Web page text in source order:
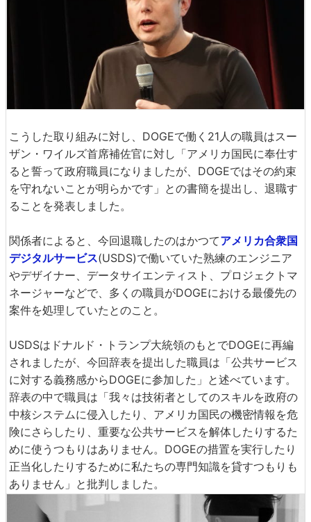
こうした取り組みに対し、DOGEで働く21人の職員はスー
ザン・ワイルズ首席補佐官に対し「アメリカ国民に奉仕す
ると誓って政府職員になりましたが、DOGEではその約束
を守れないことが明らかです」との書簡を提出し、退職す
ることを発表しました。
関係者によると、今回退職したのはかつてアメリカ合衆国
デジタルサービス(USDS)で働いていた熟練のエンジニア
やデザイナー、データサイエンティスト、プロジェクトマ
ネージャーなどで、多くの職員がDOGEにおける最優先の
案件を処理していたとのこと。
USDSはドナルド・トランプ大統領のもとでDOGEに再編
されましたが、今回辞表を提出した職員は「公共サービス
に対する義務感からDOGEに参加した」と述べています。
辞表の中で職員は「我々は技術者としてのスキルを政府の
中核システムに侵入したり、アメリカ国民の機密情報を危
険にさらしたり、重要な公共サービスを解体したりするた
めに使うつもりはありません。DOGEの措置を実行したり
正当化したりするために私たちの専門知識を貸すつもりも
ありません」と批判しました。